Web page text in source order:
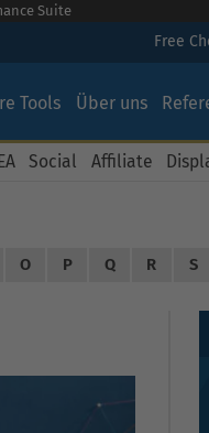
Suite
Free
Tools Über uns
Social Affiliate
O P Q R S